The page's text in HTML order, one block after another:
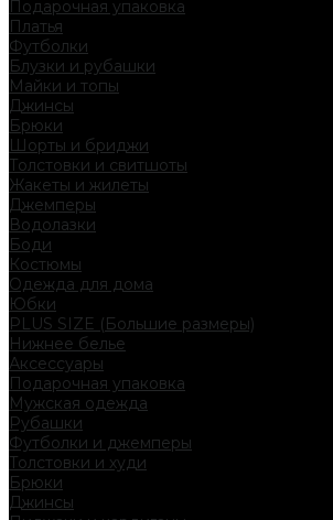
Подарочная упаковка
Платья
Футболки
Блузки и рубашки
Майки и топы
Джинсы
Брюки
Шорты и бриджи
Толстовки и свитшоты
Жакеты и жилеты
Джемперы
Водолазки
Боди
Костюмы
Одежда для дома
Юбки
PLUS SIZE (Большие размеры)
Нижнее белье
Аксессуары
Подарочная упаковка
Мужская одежда
Рубашки
Футболки и джемперы
Толстовки и худи
Брюки
Джинсы